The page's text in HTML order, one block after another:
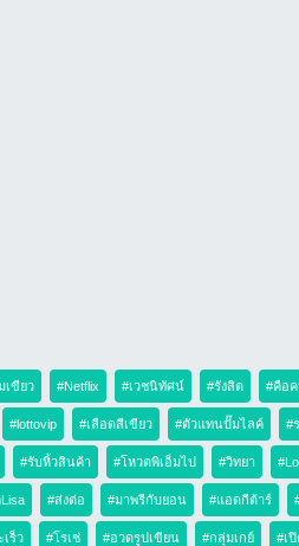
เขียว #Netflix #เวชนิทัศน์ #รังสิต #คือ
#lottovip #เลือดสีเขียว #ตัวแทนปั๊มไลค์ #
#รับหิ้วสินค้า #โหวตพิเอ็มไป #วิทยา
#ส่งต่อ #มาพรีกับยอน #แอดกีต้าร์
เร็ว #โรเช่ #อวดรูปเขียน #กลุ่มเกย์ #เ